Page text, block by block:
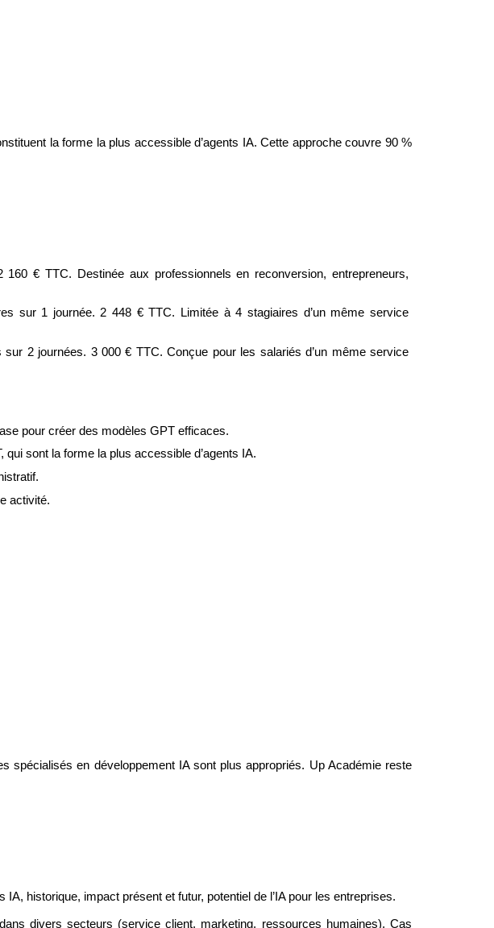
la forme la plus accessible d’agents IA. Cette approche couvre 90 %
€ TTC. Destinée aux professionnels en reconversion, entrepreneurs,
sur 1 journée. 2 448 € TTC. Limitée à 4 stagiaires d’un même service
sur 2 journées. 3 000 € TTC. Conçue pour les salariés d’un même service
pour créer des modèles GPT efficaces.
sont la forme la plus accessible d’agents IA.
activité.
spécialisés en développement IA sont plus appropriés. Up Académie reste
historique, impact présent et futur, potentiel de l’IA pour les entreprises.
divers secteurs (service client, marketing, ressources humaines). Cas